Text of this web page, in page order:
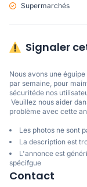
Supermarchés
Signaler
Nous avons une
par semaine, pour
sécuritéde nos
Veuillez nous aider
problème avec cette
Les photos ne sont
La description est
L'annonce est
spécifgue
Contact